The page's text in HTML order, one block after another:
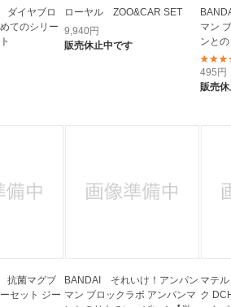
ダイヤブロ
てのシリー
ローヤル ZOO&CAR SET
9,940円
販売休止中です
マン
ンとの
495 円
販売
抗菌マグブ
セット ジー
BANDAI それいけ！アンパン
マン ブロックラボ アンパンマ
マテ
ク